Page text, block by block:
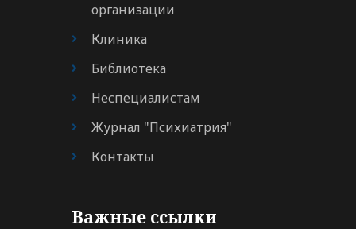
организации
Клиника
Библиотека
Неспециалистам
Журнал "Психиатрия"
Контакты
Важные ссылки